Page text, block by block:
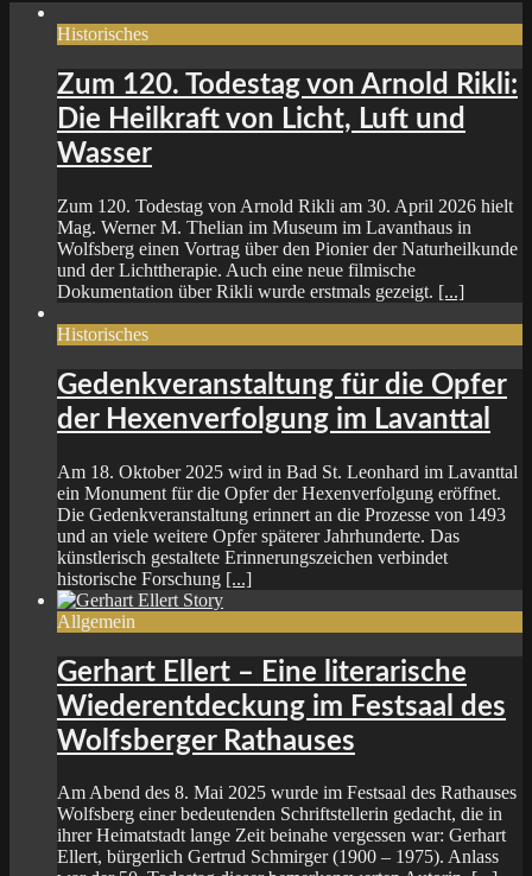
Historisches
Zum 120. Todestag von Arnold Rikli:
Die Heilkraft von Licht, Luft und
Wasser
Zum 120. Todestag von Arnold Rikli am 30. April 2026 hielt
Mag. Werner M. Thelian im Museum im Lavanthaus in
Wolfsberg einen Vortrag über den Pionier der Naturheilkunde
und der Lichttherapie. Auch eine neue filmische
Dokumentation über Rikli wurde erstmals gezeigt. [...]
Historisches
Gedenkveranstaltung für die Opfer
der Hexenverfolgung im Lavanttal
Am 18. Oktober 2025 wird in Bad St. Leonhard im Lavanttal
ein Monument für die Opfer der Hexenverfolgung eröffnet.
Die Gedenkveranstaltung erinnert an die Prozesse von 1493
und an viele weitere Opfer späterer Jahrhunderte. Das
künstlerisch gestaltete Erinnerungszeichen verbindet
historische Forschung [...]
Allgemein
Gerhart Ellert – Eine literarische
Wiederentdeckung im Festsaal des
Wolfsberger Rathauses
Am Abend des 8. Mai 2025 wurde im Festsaal des Rathauses
Wolfsberg einer bedeutenden Schriftstellerin gedacht, die in
ihrer Heimatstadt lange Zeit beinahe vergessen war: Gerhart
Ellert, bürgerlich Gertrud Schmirger (1900 – 1975). Anlass